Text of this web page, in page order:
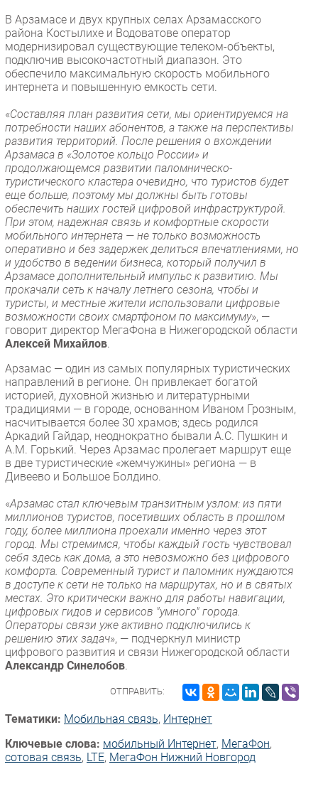
В Арзамасе и двух крупных селах Арзамасского
района Костылихе и Водоватове оператор
модернизировал существующие телеком-объекты,
подключив высокочастотный диапазон. Это
обеспечило максимальную скорость мобильного
интернета и повышенную емкость сети.
«Составляя план развития сети, мы ориентируемся на
потребности наших абонентов, а также на перспективы
развития территорий. После решения о вхождении
Арзамаса в «Золотое кольцо России» и
продолжающемся развитии паломническо-
туристического кластера очевидно, что туристов будет
еще больше, поэтому мы должны быть готовы
обеспечить наших гостей цифровой инфраструктурой.
При этом, надежная связь и комфортные скорости
мобильного интернета — не только возможность
оперативно и без задержек делиться впечатлениями, но
и удобство в ведении бизнеса, который получил в
Арзамасе дополнительный импульс к развитию. Мы
прокачали сеть к началу летнего сезона, чтобы и
туристы, и местные жители использовали цифровые
возможности своих смартфоном по максимуму», —
говорит директор МегаФона в Нижегородской области
Алексей Михайлов
Арзамас — один из самых популярных туристических
направлений в регионе. Он привлекает богатой
историей, духовной жизнью и литературными
традициями — в городе, основанном Иваном Грозным,
насчитывается более 30 храмов; здесь родился
Аркадий Гайдар, неоднократно бывали А.С. Пушкин и
А.М. Горький. Через Арзамас пролегает маршрут еще
в две туристические «жемчужины» региона — в
Дивеево и Большое Болдино.
«Арзамас стал ключевым транзитным узлом: из пяти
миллионов туристов, посетивших область в прошлом
году, более миллиона проехали именно через этот
город. Мы стремимся, чтобы каждый гость чувствовал
себя здесь как дома, а это невозможно без цифрового
комфорта. Современный турист и паломник нуждаются
в доступе к сети не только на маршрутах, но и в святых
местах. Это критически важно для работы навигации,
цифровых гидов и сервисов "умного" города.
Операторы связи уже активно подключились к
решению этих задач», — подчеркнул министр
цифрового развития и связи Нижегородской области
Александр Синелобов
ОТПРАВИТЬ:
Тематики: Мобильная связь, Интернет
Ключевые слова: мобильный Интернет, МегаФон,
сотовая связь, LTE, МегаФон Нижний Новгород